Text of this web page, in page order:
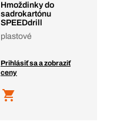
Hmoždinky do
sadrokartónu
SPEEDdrill
plastové
Prihlásiť sa a zobraziť
ceny